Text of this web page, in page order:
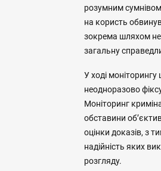
розумним
на користь
зокрема шляхом
загальну
У ході моніторингу
неодноразово
Моніторинг
обставини
оцінки доказів, з
надійність яких
розгляду.